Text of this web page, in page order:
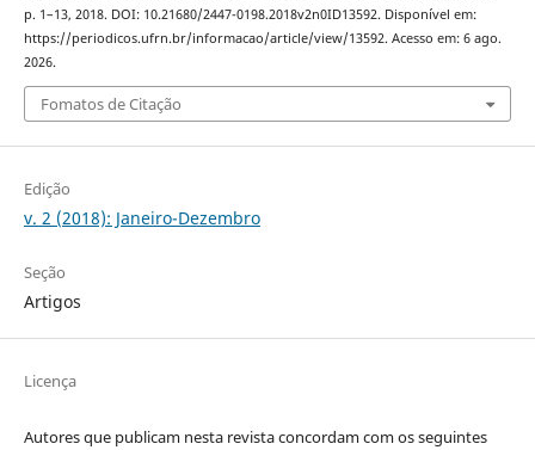
p. 1–13, 2018. DOI: 10.21680/2447-0198.2018v2n0ID13592. Disponível em:
https://periodicos.ufrn.br/informacao/article/view/13592. Acesso em: 6 ago.
2026.
Fomatos de Citação
Edição
v. 2 (2018): Janeiro-Dezembro
Seção
Artigos
Licença
Autores que publicam nesta revista concordam com os seguintes